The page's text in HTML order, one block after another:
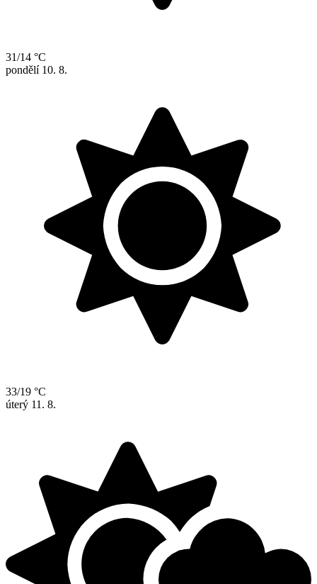
31/14 °C
pondělí 10. 8.
33/19 °C
úterý 11. 8.